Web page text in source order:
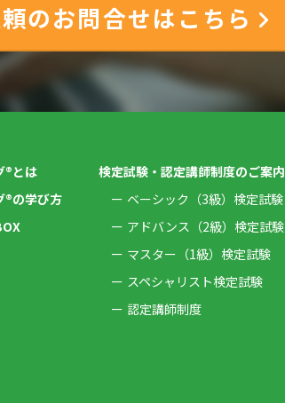
のお問合せはこちら
®とは
®の学び方
検定試験・認定講師制度のご案内
ベーシック（3級）検定試験
アドバンス（2級）検定試験
マスター（1級）検定試験
スペシャリスト検定試験
認定講師制度